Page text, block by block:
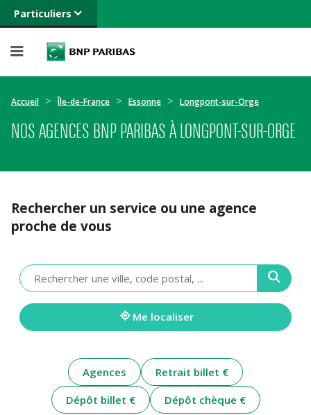
Particuliers
Banque privée
Entreprises
Accueil Île-de-France Essonne Longpont-sur-Orge
NOS AGENCES BNP PARIBAS À LONGPONT-SUR-ORGE
Rechercher un service ou une agence
proche de vous
Veuillez
renseigner
une
adresse
Me localiser
Agences
Retrait billet €
Dépôt billet €
Dépôt chèque €